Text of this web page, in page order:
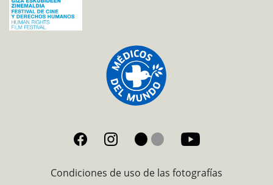
Condiciones de uso de las fotografías